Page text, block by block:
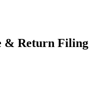
& Return Filing